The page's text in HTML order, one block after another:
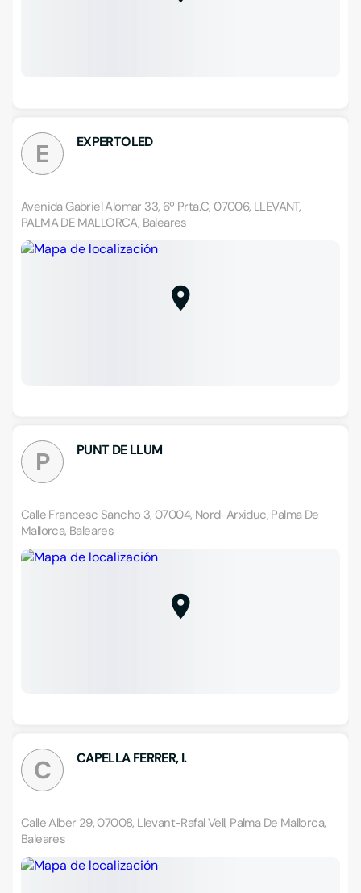
E EXPERTOLED
Avenida Gabriel Alomar 33, 6º Prta.C, 07006, LLEVANT,
PALMA DE MALLORCA, Baleares
P PUNT DE LLUM
Calle Francesc Sancho 3, 07004, Nord-Arxiduc, Palma De
Mallorca, Baleares
C CAPELLA FERRER, I.
Calle Alber 29, 07008, Llevant-Rafal Vell, Palma De Mallorca,
Baleares